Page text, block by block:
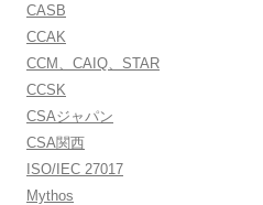
CASB
CCAK
CCM、CAIQ、STAR
CCSK
CSAジャパン
CSA関西
ISO/IEC 27017
Mythos